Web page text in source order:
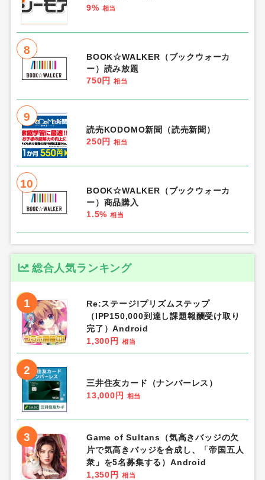
9% 相当
8
BOOK☆WALKER（ブックウォーカ
ー）読み放題
750円
相当
9
読売KODOMO新聞（読売新聞）
250円
相当
10
BOOK☆WALKER（ブックウォーカ
ー）商品購入
1.5% 相当
総合人気ランキング
1
Re:ステージ!プリズムステップ
（IPP150,000到達し課題報酬受け取り
完了）Android
1,300円
相当
2
三井住友カード（ナンバーレス）
13,000円
相当
3
Game of Sultans（気高きバッジの欠
片で気高きバッジを合成し、「帝国五人
衆」を5名募集する）Android
1,350円
相当